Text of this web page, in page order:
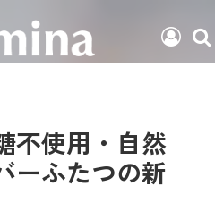
不使用・自然
ーふたつの新